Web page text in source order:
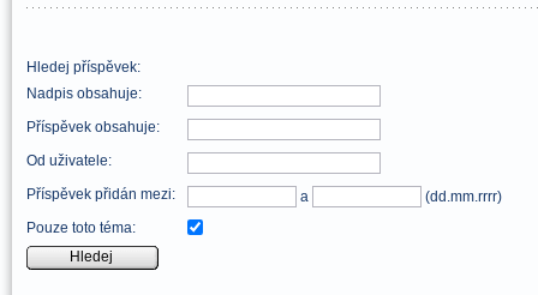
Hledej příspěvek:
Nadpis obsahuje:
Příspěvek obsahuje:
Od uživatele:
Příspěvek přidán mezi:
a
(dd.mm.rrrr)
Pouze toto téma: